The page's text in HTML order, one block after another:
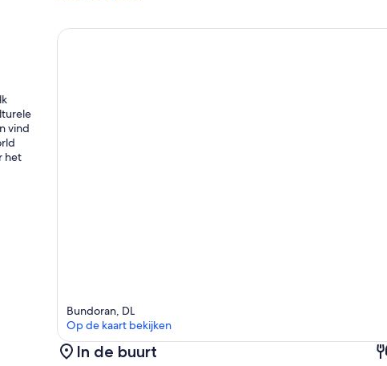
vind
het
Bundoran, DL
Op de kaart bekijken
In de buurt